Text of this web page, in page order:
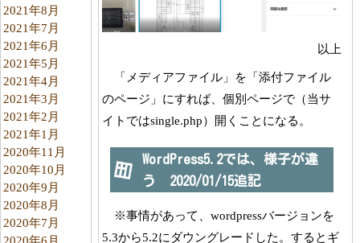
2021年8月
2021年7月
2021年6月
2021年5月
2021年4月
2021年3月
2021年2月
2021年1月
2020年11月
2020年10月
2020年9月
2020年8月
2020年7月
以上
「メディアファイル」を「添付ファイル
のページ」にすれば、個別ページで（当サ
イトではsingle.php）開くことになる。
WordPress5.2では、様子が違
う 2020/01/15追記
※事情があって、wordpressバージョンを
5.3から5.2にダウングレードした。するとギ